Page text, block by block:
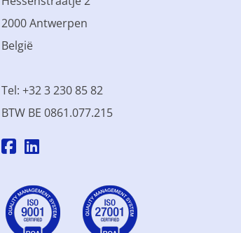
2000 Antwerpen
België
Tel: +32 3 230 85 82
BTW BE 0861.077.215